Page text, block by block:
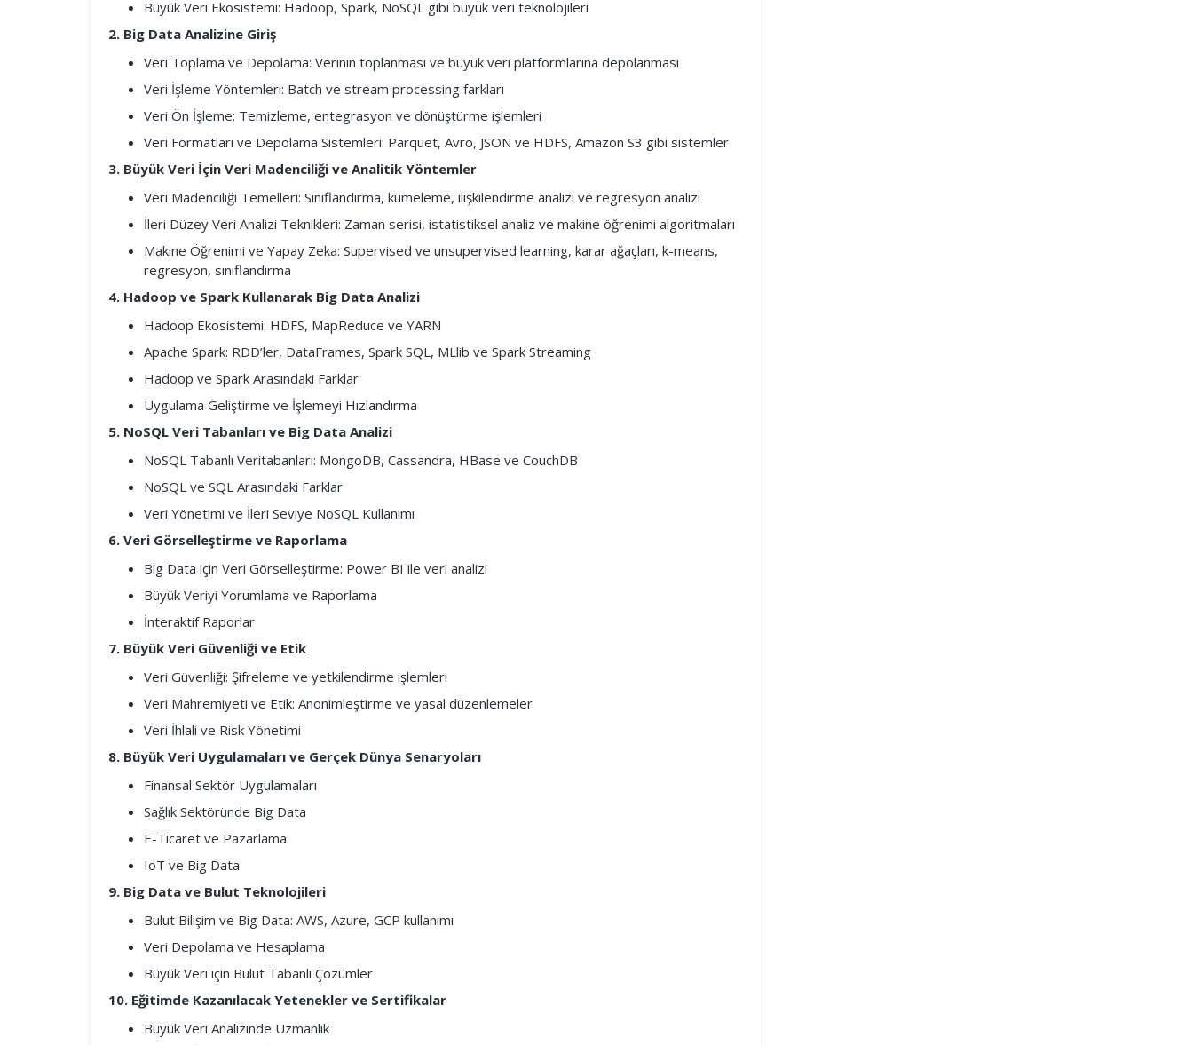
Büyük Veri Ekosistemi: Hadoop, Spark, NoSQL gibi büyük veri teknolojileri
2. Big Data Analizine Giriş
Veri Toplama ve Depolama: Verinin toplanması ve büyük veri platformlarına depolanması
Veri İşleme Yöntemleri: Batch ve stream processing farkları
Veri Ön İşleme: Temizleme, entegrasyon ve dönüştürme işlemleri
Veri Formatları ve Depolama Sistemleri: Parquet, Avro, JSON ve HDFS, Amazon S3 gibi sistemler
3. Büyük Veri İçin Veri Madenciliği ve Analitik Yöntemler
Veri Madenciliği Temelleri: Sınıflandırma, kümeleme, ilişkilendirme analizi ve regresyon analizi
İleri Düzey Veri Analizi Teknikleri: Zaman serisi, istatistiksel analiz ve makine öğrenimi algoritmaları
Makine Öğrenimi ve Yapay Zeka: Supervised ve unsupervised learning, karar ağaçları, k-means,
regresyon, sınıflandırma
4. Hadoop ve Spark Kullanarak Big Data Analizi
Hadoop Ekosistemi: HDFS, MapReduce ve YARN
Apache Spark: RDD’ler, DataFrames, Spark SQL, MLlib ve Spark Streaming
Hadoop ve Spark Arasındaki Farklar
Uygulama Geliştirme ve İşlemeyi Hızlandırma
5. NoSQL Veri Tabanları ve Big Data Analizi
NoSQL Tabanlı Veritabanları: MongoDB, Cassandra, HBase ve CouchDB
NoSQL ve SQL Arasındaki Farklar
Veri Yönetimi ve İleri Seviye NoSQL Kullanımı
6. Veri Görselleştirme ve Raporlama
Big Data için Veri Görselleştirme: Power BI ile veri analizi
Büyük Veriyi Yorumlama ve Raporlama
İnteraktif Raporlar
7. Büyük Veri Güvenliği ve Etik
Veri Güvenliği: Şifreleme ve yetkilendirme işlemleri
Veri Mahremiyeti ve Etik: Anonimleştirme ve yasal düzenlemeler
Veri İhlali ve Risk Yönetimi
8. Büyük Veri Uygulamaları ve Gerçek Dünya Senaryoları
Finansal Sektör Uygulamaları
Sağlık Sektöründe Big Data
E-Ticaret ve Pazarlama
IoT ve Big Data
9. Big Data ve Bulut Teknolojileri
Bulut Bilişim ve Big Data: AWS, Azure, GCP kullanımı
Veri Depolama ve Hesaplama
Büyük Veri için Bulut Tabanlı Çözümler
10. Eğitimde Kazanılacak Yetenekler ve Sertifikalar
Büyük Veri Analizinde Uzmanlık